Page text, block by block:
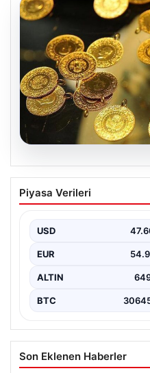
06.08.2026
Altın fiyatları canlı
fiyatları bugün ne
Piyasa Verileri
USD
EUR
ALTIN
BTC
Son Eklenen Haberler